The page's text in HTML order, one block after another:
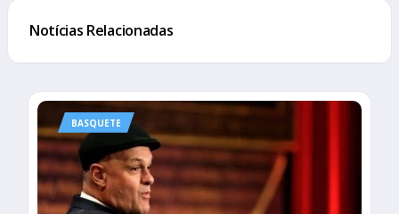
Notícias Relacionadas
BASQUETE